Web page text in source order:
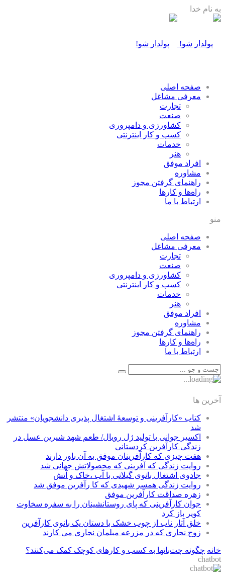
به نام خدا
صفحه اصلی
معرفی مشاغل
تجارت
صنعت
كشاورزی و دامپروری
كسب و كار اينترنتی
خدمات
هنر
افراد موفق
مشاوره
راهنمای گرفتن مجوز
راه‌ها و كارها
ارتباط با ما
منو
صفحه اصلی
معرفی مشاغل
تجارت
صنعت
كشاورزی و دامپروری
كسب و كار اينترنتی
خدمات
هنر
افراد موفق
مشاوره
راهنمای گرفتن مجوز
راه‌ها و كارها
ارتباط با ما
آخرین ها
کتاب «کارآفرینی و توسعۀ اشتغال پذیری دانشجویان» منتشر
شد
اکسیر جوانی با تولید ژل رویال/ طعم شهد شیرین عسل‌ در
زندگی کارآفرین کردستانی
هفت چیزی که کارآفرینان موفق به آن باور دارند
روایت زندگی که آفرینی که محصولاتش جهانی شد
جادوی اشتغال بانوی گیلانی با آب ،خاک و آتش
روایت زندگی همسر شهیدی که کا رآفرین موفق شد
زهره صداقت کارآفرین موفق
جوان کارآفرینی که پای روستانشینان را به سفره سخاوت
کویر باز کرد
خلق آثار ناب از چوب خشک با دستان یک بانوی کارآفرین
زوج نجاری که در مزرعه مبلمان نجاری می کارند
خانه چگونه چت‌باتها به کسب و کارهای کوچک کمک می‌کنند؟
chatbot